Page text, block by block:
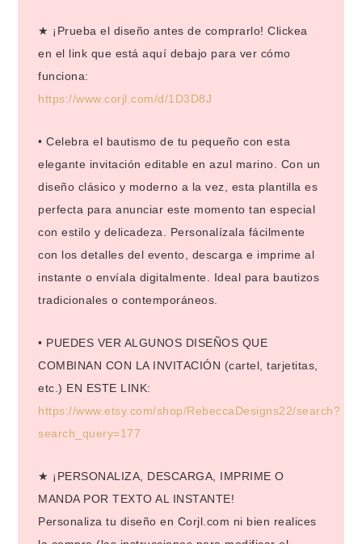
★ ¡Prueba el diseño antes de comprarlo! Clickea
en el link que está aquí debajo para ver cómo
funciona:
https://www.corjl.com/d/1D3D8J
• Celebra el bautismo de tu pequeño con esta
elegante invitación editable en azul marino. Con un
diseño clásico y moderno a la vez, esta plantilla es
perfecta para anunciar este momento tan especial
con estilo y delicadeza. Personalízala fácilmente
con los detalles del evento, descarga e imprime al
instante o envíala digitalmente. Ideal para bautizos
tradicionales o contemporáneos.
• PUEDES VER ALGUNOS DISEÑOS QUE
COMBINAN CON LA INVITACIÓN (cartel, tarjetitas,
etc.) EN ESTE LINK:
https://www.etsy.com/shop/RebeccaDesigns22/search?
search_query=177
★ ¡PERSONALIZA, DESCARGA, IMPRIME O
MANDA POR TEXTO AL INSTANTE!
Personaliza tu diseño en Corjl.com ni bien realices